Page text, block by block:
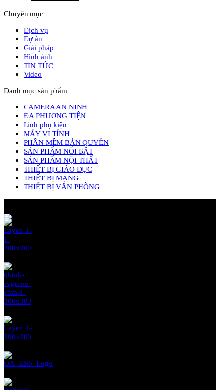
Chuyên mục
Dịch vụ
Dự án
Giải pháp
Hình ảnh
TIN TỨC
Video
Danh mục sản phẩm
CAMERA AN NINH
ĐA PHƯƠNG TIỆN
Linh phụ kiện
MÁY VI TÍNH
PHẦN MỀM BẢN QUYỀN
SẢN PHẨM NỔI BẬT
SẢN PHẨM NỘI THẤT
THIẾT BỊ GIÁO DỤC
THIẾT BỊ MẠNG
THIẾT BỊ VĂN PHÒNG